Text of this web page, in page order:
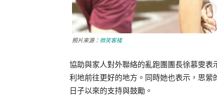
照片來源： 微笑客棧
協助與家人對外聯絡的亂跑團團長徐慕雯
利地前往更好的地方。同時她也表示，思
日子以來的支持與鼓勵。